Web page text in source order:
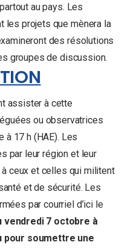
au pays. Les
les projets que mènera la
des résolutions
groupes de discussion.
assister à cette
ou observatrices
à 17 h (HAE). Les
par leur région et leur
ceux et celles qui militent
et de sécurité. Les
par courriel d’ici le
vendredi 7 octobre à
pour soumettre une